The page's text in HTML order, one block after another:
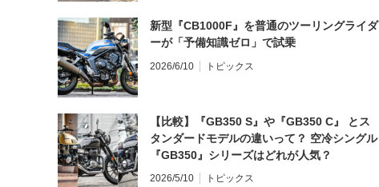
新型『CB1000F』を普通のツーリングライダ
ーが「予備知識ゼロ」で試乗
2026/6/10 トピックス
【比較】『GB350 S』や『GB350 C』 とス
タンダードモデルの違いって？ 空冷シングル
『GB350』シリーズはどれが人気？
2026/5/10 トピックス